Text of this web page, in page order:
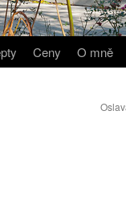
Ceny O mně